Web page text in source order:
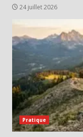
24 juillet 2026
Pratique